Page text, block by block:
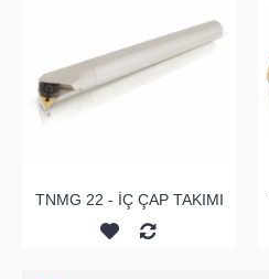
TNMG 22 - İÇ ÇAP TAKIMI